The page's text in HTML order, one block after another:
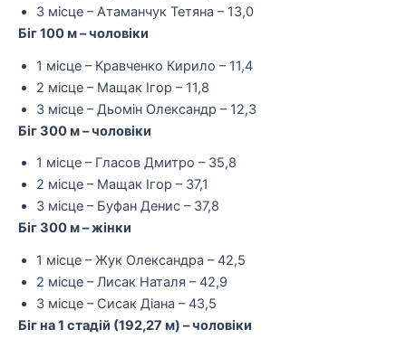
3 місце – Атаманчук Тетяна – 13,0
Біг 100 м – чоловіки
1 місце – Кравченко Кирило – 11,4
2 місце – Мащак Ігор – 11,8
3 місце – Дьомін Олександр – 12,3
Біг 300 м – чоловіки
1 місце – Гласов Дмитро – 35,8
2 місце – Мащак Ігор – 37,1
3 місце – Буфан Денис – 37,8
Біг 300 м – жінки
1 місце – Жук Олександра – 42,5
2 місце – Лисак Наталя – 42,9
3 місце – Сисак Діана – 43,5
Біг на 1 стадій (192,27 м) – чоловіки